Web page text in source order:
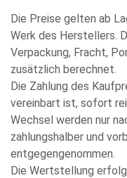
Die Preise gelten ab
Werk des Herstellers.
Verpackung, Fracht,
zusätzlich berechnet.
Die Zahlung des
vereinbart ist, sofort
Wechsel werden nur
zahlungshalber und
entgegengenommen.
Die Wertstellung